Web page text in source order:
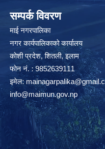
सम्पर्क विवरण
माई नगरपालिका
नगर कार्यपालिकाको कार्यालय
कोशी प्रदेश, शितली, इलाम
फोन नं. : 9852639111
इमेल:
info@maimun.gov.np